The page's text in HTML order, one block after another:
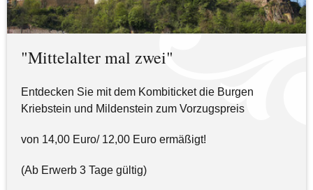
"Mittelalter mal zwei"
Entdecken Sie mit dem Kombiticket die Burgen
Kriebstein und Mildenstein zum Vorzugspreis
von 14,00 Euro/ 12,00 Euro ermäßigt!
(Ab Erwerb 3 Tage gültig)